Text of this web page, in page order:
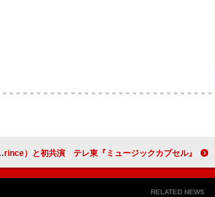
HONGJOONG＆YUNHO（ATEEZ）、番組MCの永瀬廉（King & Prince）と初共演 テレ東『ミュージックカプセル』
RELATED NEWS